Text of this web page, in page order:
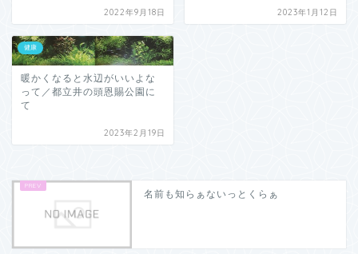
2022年9月18日 2023年1月12日
健康
暖かくなると水辺がいいよな
って／都立井の頭恩賜公園に
て
2023年2月19日
名前も知らぁないっとくらぁ